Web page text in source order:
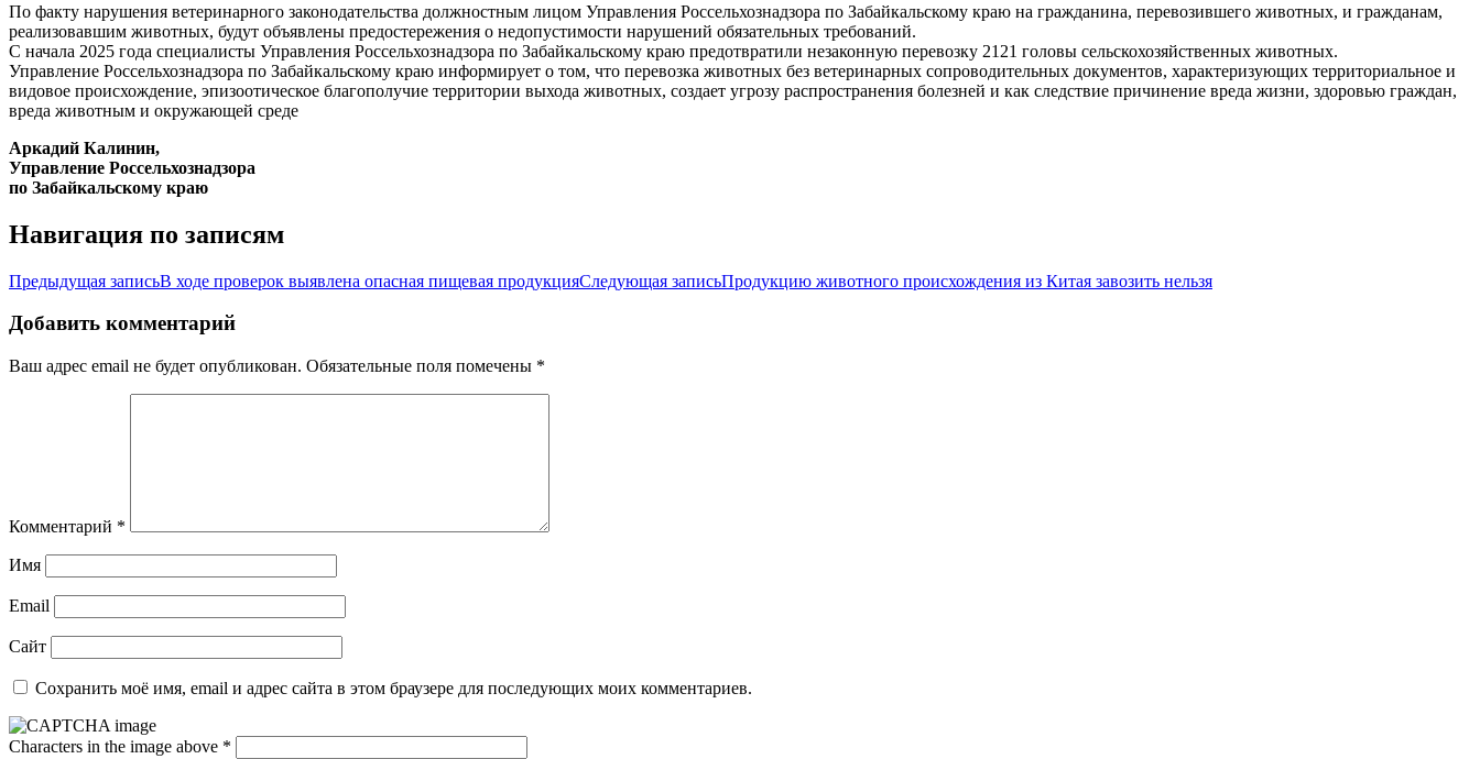
По факту нарушения ветеринарного законодательства должностным лицом Управления Россельхознадзора по Забайкальскому краю на гражданина, перевозившего животных, и гражданам,
реализовавшим животных, будут объявлены предостережения о недопустимости нарушений обязательных требований.
С начала 2025 года специалисты Управления Россельхознадзора по Забайкальскому краю предотвратили незаконную перевозку 2121 головы сельскохозяйственных животных.
Управление Россельхознадзора по Забайкальскому краю информирует о том, что перевозка животных без ветеринарных сопроводительных документов, характеризующих территориальное и
видовое происхождение, эпизоотическое благополучие территории выхода животных, создает угрозу распространения болезней и как следствие причинение вреда жизни, здоровью граждан,
вреда животным и окружающей среде
Аркадий Калинин,
Управление Россельхознадзора
по Забайкальскому краю
Навигация по записям
Предыдущая записьВ ходе проверок выявлена опасная пищевая продукцияСледующая записьПродукцию животного происхождения из Китая завозить нельзя
Добавить комментарий
Ваш адрес email не будет опубликован. Обязательные поля помечены *
Комментарий *
Имя
Email
Сайт
Сохранить моё имя, email и адрес сайта в этом браузере для последующих моих комментариев.
Characters in the image above *